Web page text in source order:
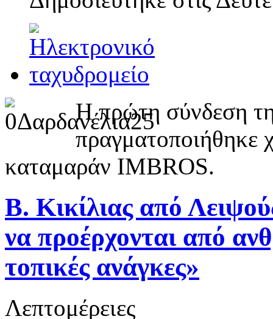
Η πρώτη σύνδεση
πραγματοποιήθηκε
καταμαράν IMBROS.
Β. Κικίλιας από
να προέρχονται από
τοπικές ανάγκες»
Λεπτομέρειες